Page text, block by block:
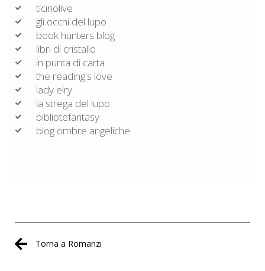
ticinolive
gli occhi del lupo
book hunters blog
libri di cristallo
in punta di carta
the reading's love
lady eiry
la strega del lupo
bibliotefantasy
blog ombre angeliche
Torna a Romanzi